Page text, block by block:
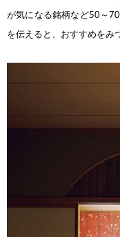
が気になる銘柄など50～
を伝えると、おすすめをみ